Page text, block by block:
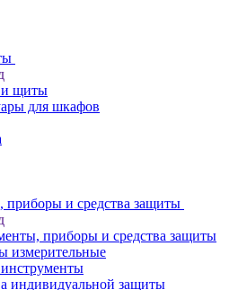
щиты
для шкафов
приборы и средства защиты
приборы и средства защиты
измерительные
индивидуальной защиты